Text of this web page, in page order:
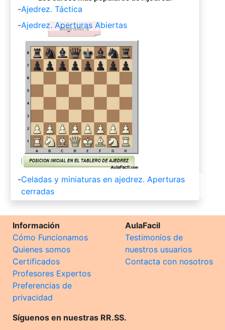
-Ajedrez. Táctica
-Ajedrez. Aperturas Abiertas
-Celadas y miniaturas en ajedrez. Aperturas
cerradas
Información
Cómo Funcionamos
Quienes somos
Certificados
Profesores Expertos
Preferencias de
privacidad
AulaFacil
Testimonios de
nuestros usuarios
Contacta con nosotros
Síguenos en nuestras RR.SS.